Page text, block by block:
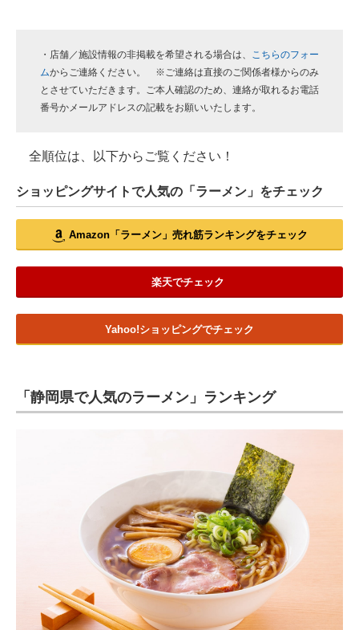
・店舗／施設情報の非掲載を希望される場合は、 こちらのフォー
ムからご連絡ください。 ※ご連絡は直接のご関係者様からのみ
とさせていただきます。ご本人確認のため、連絡が取れるお電話
番号かメールアドレスの記載をお願いいたします。
全順位は、以下からご覧ください！
ショッピングサイトで人気の「ラーメン」をチェック
Amazon「ラーメン」売れ筋ランキングをチェック
楽天でチェック
Yahoo!ショッピングでチェック
「静岡県で人気のラーメン」ランキング